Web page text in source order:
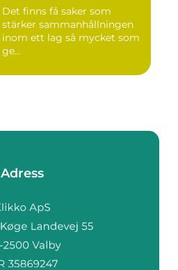
Det finns få saker som
stärker sammanhållningen
inom ett lag så mycket som
ge...
Adress